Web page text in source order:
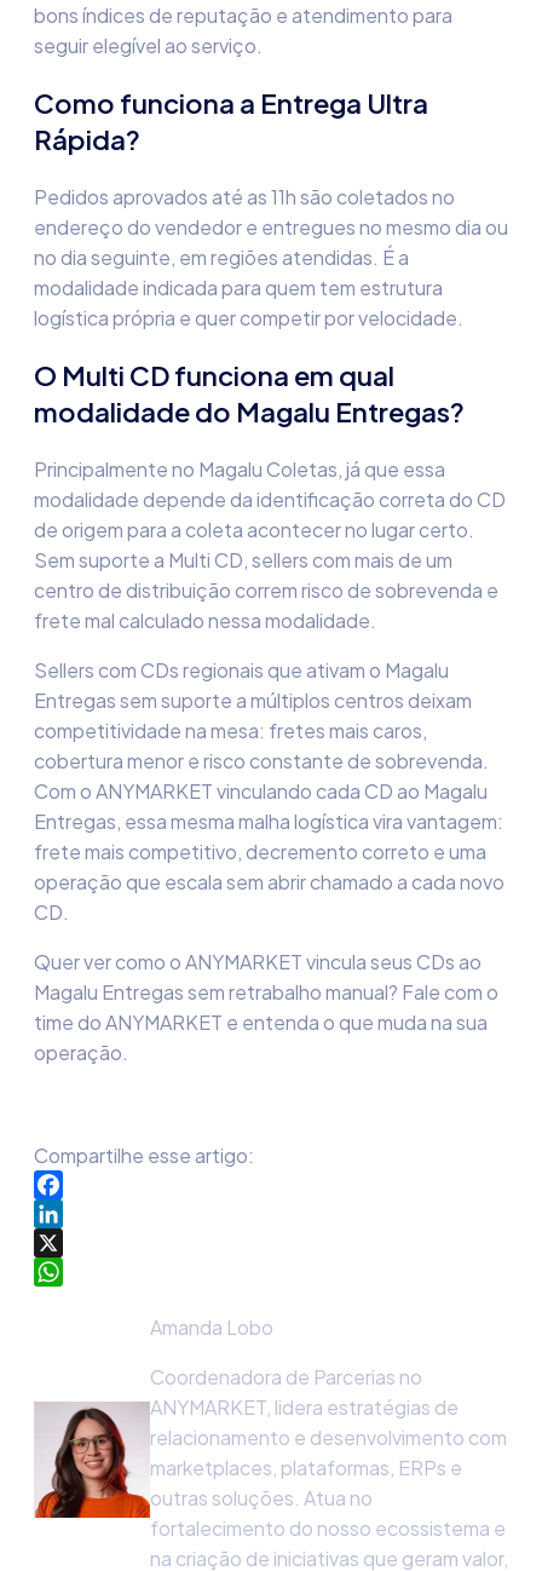
bons índices de reputação e atendimento para
seguir elegível ao serviço.
Como funciona a Entrega Ultra
Rápida?
Pedidos aprovados até as 11h são coletados no
endereço do vendedor e entregues no mesmo dia ou
no dia seguinte, em regiões atendidas. É a
modalidade indicada para quem tem estrutura
logística própria e quer competir por velocidade.
O Multi CD funciona em qual
modalidade do Magalu Entregas?
Principalmente no Magalu Coletas, já que essa
modalidade depende da identificação correta do CD
de origem para a coleta acontecer no lugar certo.
Sem suporte a Multi CD, sellers com mais de um
centro de distribuição correm risco de sobrevenda e
frete mal calculado nessa modalidade.
Sellers com CDs regionais que ativam o Magalu
Entregas sem suporte a múltiplos centros deixam
competitividade na mesa: fretes mais caros,
cobertura menor e risco constante de sobrevenda.
Com o ANYMARKET vinculando cada CD ao Magalu
Entregas, essa mesma malha logística vira vantagem:
frete mais competitivo, decremento correto e uma
operação que escala sem abrir chamado a cada novo
CD.
Quer ver como o ANYMARKET vincula seus CDs ao
Magalu Entregas sem retrabalho manual? Fale com o
time do ANYMARKET e entenda o que muda na sua
operação.
Compartilhe esse artigo:
Facebook
LinkedIn
X
Amanda Lobo
Coordenadora de Parcerias no
ANYMARKET, lidera estratégias de
relacionamento e desenvolvimento com
marketplaces, plataformas, ERPs e
outras soluções. Atua no
fortalecimento do nosso ecossistema e
na criação de iniciativas que geram valor,